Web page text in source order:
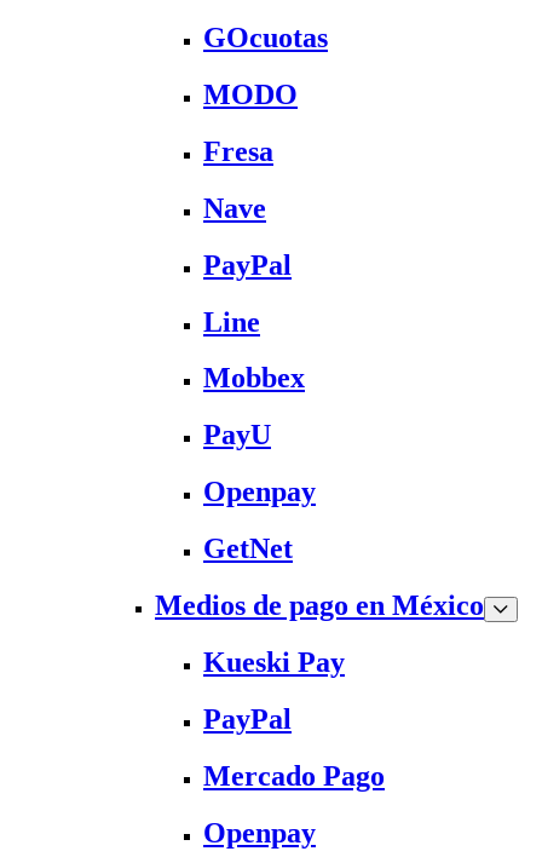
GOcuotas
MODO
Fresa
Nave
PayPal
Line
Mobbex
PayU
Openpay
GetNet
Medios de pago en México
Kueski Pay
PayPal
Mercado Pago
Openpay